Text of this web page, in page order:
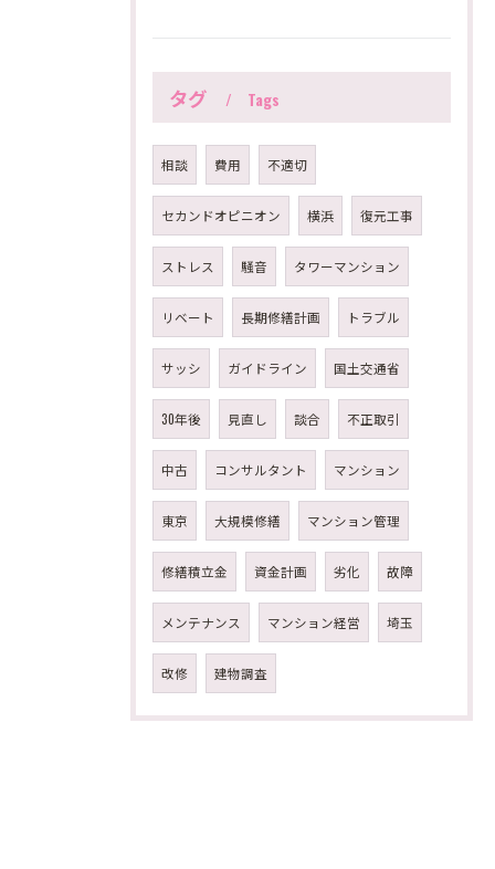
タグ Tags
相談 費用 不適切
セカンドオピニオン 横浜 復元工事
ストレス 騒音 タワーマンション
リベート 長期修繕計画 トラブル
サッシ ガイドライン 国土交通省
30年後 見直し 談合 不正取引
中古 コンサルタント マンション
東京 大規模修繕 マンション管理
修繕積立金 資金計画 劣化 故障
メンテナンス マンション経営 埼玉
改修 建物調査